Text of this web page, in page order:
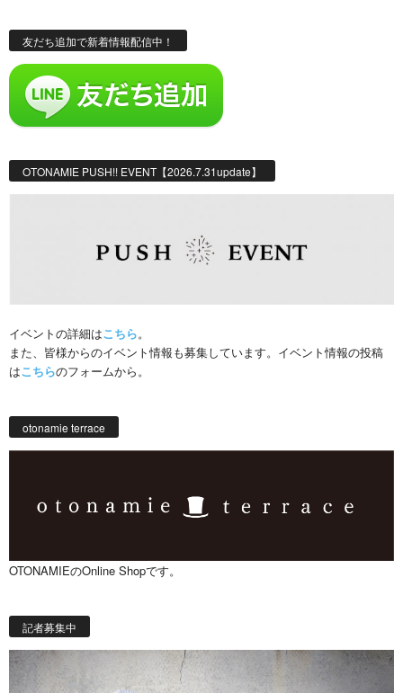
友だち追加で新着情報配信中！
OTONAMIE PUSH!! EVENT【2026.7.31update】
イベントの詳細はこちら。
また、皆様からのイベント情報も募集しています。イベント情報の投稿
はこちらのフォームから。
otonamie terrace
OTONAMIEのOnline Shopです。
記者募集中